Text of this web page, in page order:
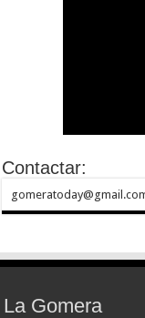
Contactar:
La Gomera